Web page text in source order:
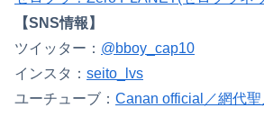
【SNS情報】
ツイッター： @bboy_cap10
インスタ： seito_lvs
ユーチューブ： Canan official／網代聖